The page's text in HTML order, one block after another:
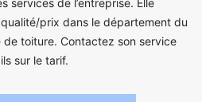
services de l’entreprise. Elle
prix dans le département du
toiture. Contactez son service
sur le tarif.